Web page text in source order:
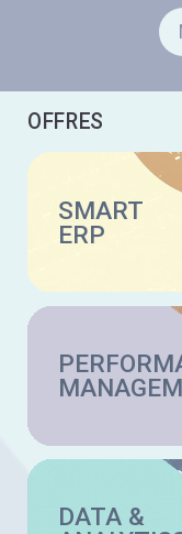
OFFRES
SMART
ERP
DATA &